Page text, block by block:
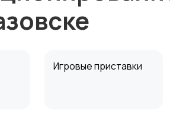
Игровые приставки